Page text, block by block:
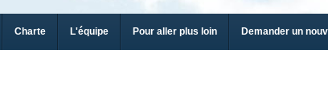
Charte L'équipe Pour aller plus loin Demander un